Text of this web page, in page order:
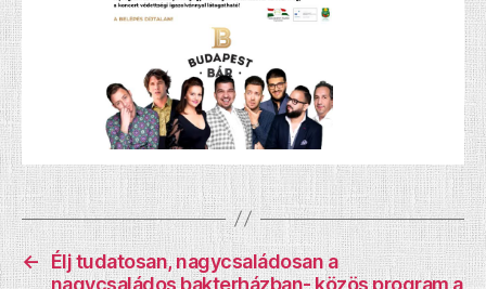
← Élj tudatosan, nagycsaládosan a
nagycsaládos bakterházban- közös program a